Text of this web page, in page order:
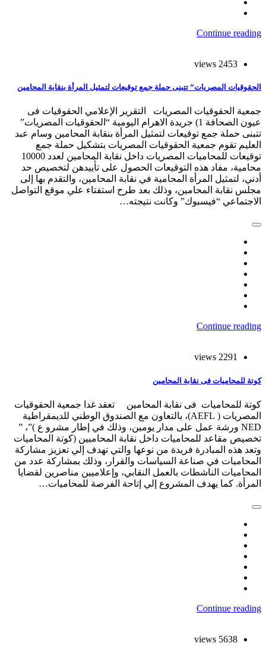
Continue reading
2453 views
الحقوقيات المصريات” تتبنى حملة جمع توقيعات لتمثيل المرأة بنقابة المحامين
جمعية الحقوقيات المصريات التقرير الإعلامي الحقوقيات فى
عيون الصحافة 1) جريدة الاهرام اليومية “الحقوقيات المصريات”
تتبنى حملة جمع توقيعات لتمثيل المرأة بنقابة المحامين وسام عبد
العليم تقوم جمعية الحقوقيات المصريات بتشكيل حملة جمع
توقيعات للمحاميات المصريات داخل نقابة المحامين لعدد 10000
محامية، مفاد هذه التوقيعات الحصول على تأييدهن لتخصيص حد
أدني، لتمثيل المرأة المحامية في نقابة المحامين، والتقدم بها إلى
مجلس نقابة المحامين، وذلك بعد طرح استفتاء علي موقع التواصل
الاجتماعي “فيسبوك” وكانت نتيجته…
Continue reading
2291 views
كوتة للمحاميات فى نقابة المحامين
كوتة للمحاميات فى نقابة المحامين تعقد غدا جمعية الحقوقيات
المصريات ( AEFL)، بالتعاون مع الصندوق الوطني للديمقراطية
NED ورشة عمل على مدار يومين، وذلك في إطار مشرو ع )”، ”
تخصيص مقاعد للمحاميات داخل نقابة المحاميين (كوتة المحاميات
وتعد هذه المبادرة فريدة من نوعها والتي تهدف إلي تعزيز مشاركة
المحاميات في صناعة السياسات والقرار، وذلك بمشاركة عدد من
المحاميات الناشطات بالعمل النقابي، وإعلاميين مناصرين لقضايا
المرأة. كما يهدف المشروع إلي إتاحة الفرصة للمحاميات…
Continue reading
5638 views